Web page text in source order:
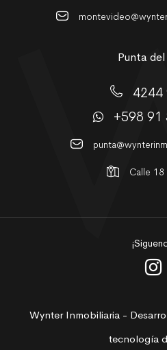
Punta
4244
+598 91
Calle
Wynter Inmobiliaria -
tecnología